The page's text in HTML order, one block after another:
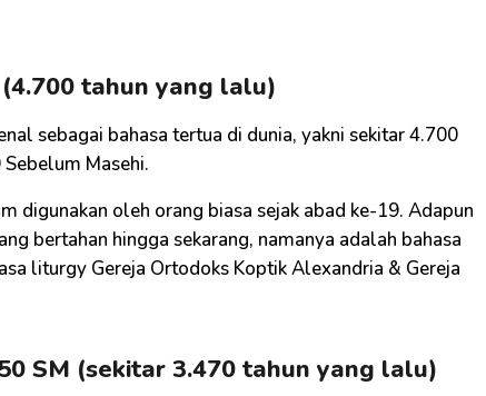
tahun yang lalu)
sebagai bahasa tertua di dunia, yakni sekitar 4.700
Masehi.
digunakan oleh orang biasa sejak abad ke-19. Adapun
bertahan hingga sekarang, namanya adalah bahasa
liturgy Gereja Ortodoks Koptik Alexandria & Gereja
SM (sekitar 3.470 tahun yang lalu)